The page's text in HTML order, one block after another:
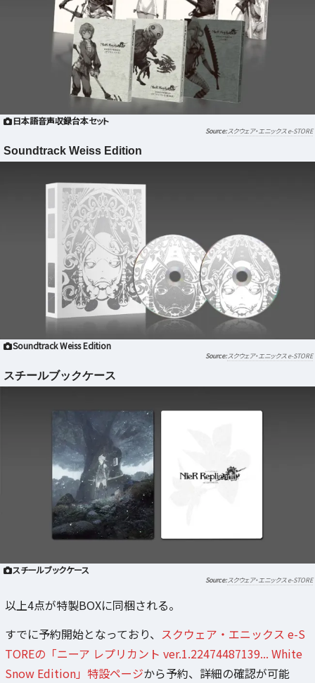
日本語音声収録台本セット
スクウェア・エニックス e-STORE
Soundtrack Weiss Edition
Soundtrack Weiss Edition
スクウェア・エニックス e-STORE
スチールブックケース
スチールブックケース
スクウェア・エニックス e-STORE
以上4点が特製BOXに同梱される。
すでに予約開始となっており、 スクウェア・エニックス e-S
TOREの「ニーア レプリカント ver.1.22474487139... White
Snow Edition」特設ページから予約、詳細の確認が可能